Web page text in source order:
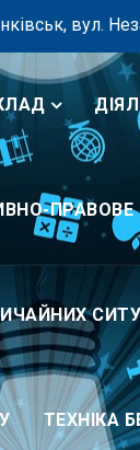
вул.
ПРАВОВЕ
ТЕХНІКА